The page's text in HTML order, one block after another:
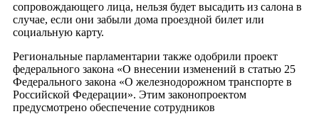
сопровождающего лица, нельзя будет высадить из салона в
случае, если они забыли дома проездной билет или
социальную карту.
Региональные парламентарии также одобрили проект
федерального закона «О внесении изменений в статью 25
Федерального закона «О железнодорожном транспорте в
Российской Федерации». Этим законопроектом
предусмотрено обеспечение сотрудников